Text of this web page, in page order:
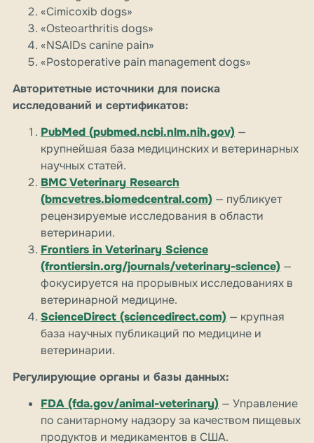
«Cimicoxib dogs»
«Osteoarthritis dogs»
«NSAIDs canine pain»
«Postoperative pain management dogs»
Авторитетные источники для поиска
исследований и сертификатов:
PubMed (pubmed.ncbi.nlm.nih.gov) —
крупнейшая база медицинских и ветеринарных
научных статей.
BMC Veterinary Research
(bmcvetres.biomedcentral.com) — публикует
рецензируемые исследования в области
ветеринарии.
Frontiers in Veterinary Science
(frontiersin.org/journals/veterinary-science) —
фокусируется на прорывных исследованиях в
ветеринарной медицине.
ScienceDirect (sciencedirect.com) — крупная
база научных публикаций по медицине и
ветеринарии.
Регулирующие органы и базы данных:
FDA (fda.gov/animal-veterinary) — Управление
по санитарному надзору за качеством пищевых
продуктов и медикаментов в США.